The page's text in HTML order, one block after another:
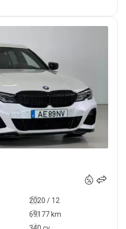
2020 / 12
69177 km